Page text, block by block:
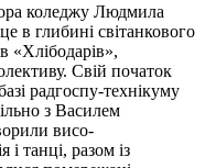
коледжу Людмила
в глибині світанкового
«Хлібодарів»,
Свій початок
радгоспу-технікуму
з Василем
висо-
танці, разом із